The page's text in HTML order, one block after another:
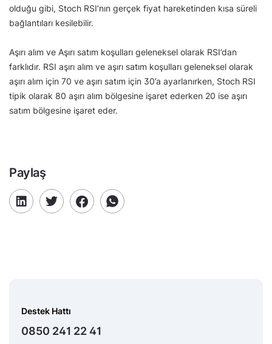
olduğu gibi, Stoch RSI’nın gerçek fiyat hareketinden kısa süreli
bağlantıları kesilebilir.
Aşırı alım ve Aşırı satım koşulları geleneksel olarak RSI’dan
farklıdır. RSI aşırı alım ve aşırı satım koşulları geleneksel olarak
aşırı alım için 70 ve aşırı satım için 30’a ayarlanırken, Stoch RSI
tipik olarak 80 aşırı alım bölgesine işaret ederken 20 ise aşırı
satım bölgesine işaret eder.
Paylaş